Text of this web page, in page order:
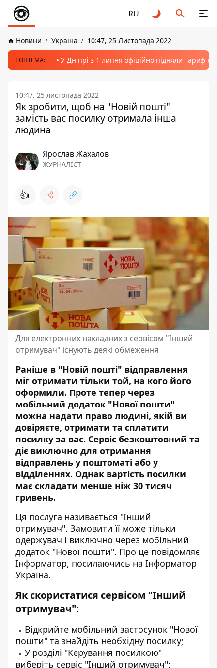
RU
Новини Україна 10:47, 25 Листопада 2022
ТОПТЕМА: У Дніпрі з 1 липня офіційно підняли тариф
10:47, 25 листопада 2022
Як зробити, щоб на "Новій пошті"
замість вас посилку отримала інша
людина
Ярослав Жахалов
ЖУРНАЛІСТ
👍
Для електронних накладних з сервісом "Інший
отримувач" існують деякі обмеження
Раніше в "Новій пошті" відправлення
міг отримати тільки той, на кого його
оформили. Проте тепер через
мобільний додаток "Нової пошти"
можна надати право людині, якій ви
довіряєте, отримати та сплатити
посилку за вас. Сервіс безкоштовний та
діє виключно для отримання
відправлень у поштоматі або у
відділеннях. Однак вартість посилки
має складати менше ніж 30 тисяч
гривень.
Ця послуга називається "Інший
отримувач". Замовити її може тільки
одержувач і виключно через мобільний
додаток "Нової пошти". Про це повідомляє
Інформатор, посилаючись на Інформатор
Україна.
Як скористатися сервісом "Інший
отримувач":
Відкрийте мобільний застосунок "Нової
пошти" та знайдіть необхідну посилку;
У розділі "Керування посилкою"
виберіть сервіс "Інший отримувач";